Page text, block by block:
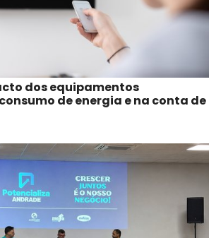
dos equipamentos
de energia e na conta de